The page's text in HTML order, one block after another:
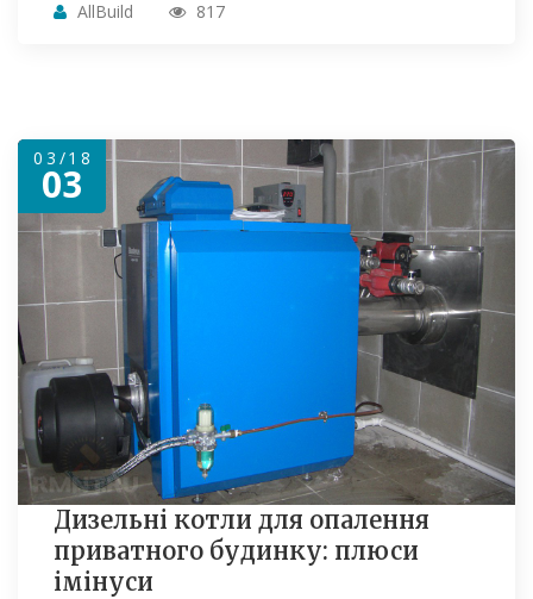
AllBuild 817
03/18
03
Дизельні котли для опалення
приватного будинку: плюси
імінуси